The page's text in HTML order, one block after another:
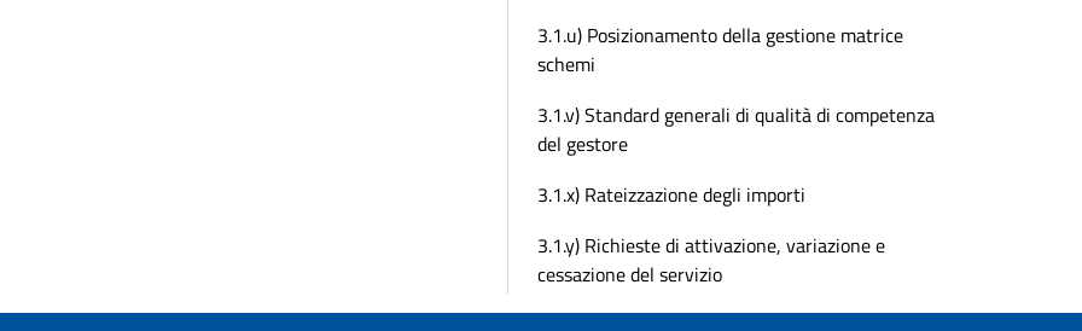
3.1.u) Posizionamento della gestione matrice
schemi
3.1.v) Standard generali di qualità di competenza
del gestore
3.1.x) Rateizzazione degli importi
3.1.y) Richieste di attivazione, variazione e
cessazione del servizio